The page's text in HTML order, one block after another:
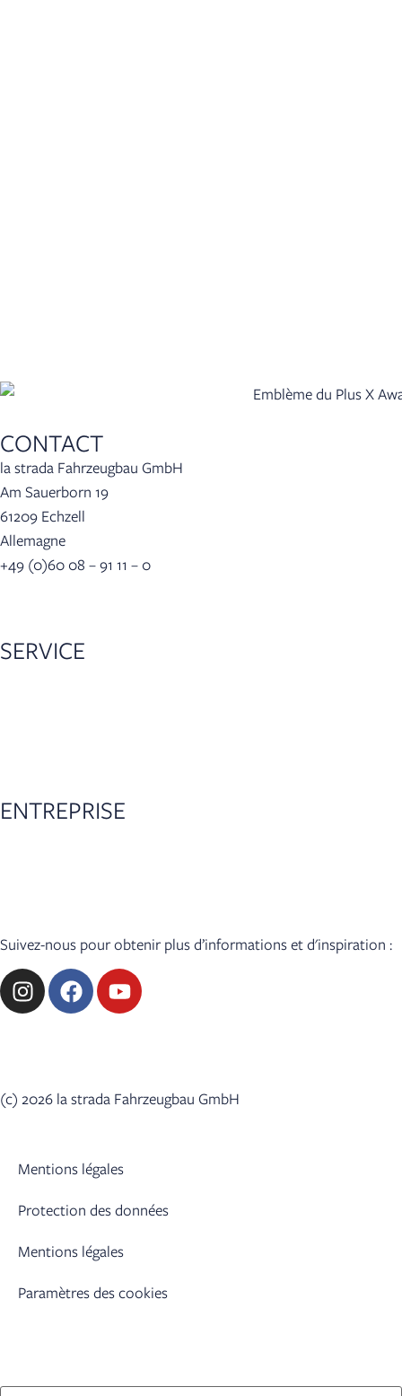
CONTACT
la strada Fahrzeugbau GmbH
Am Sauerborn 19
61209 Echzell
Allemagne
+49 (0)60 08 – 91 11 – 0
SERVICE
ENTREPRISE
Suivez-nous pour obtenir plus d’informations et d'inspiration :
(c) 2026 la strada Fahrzeugbau GmbH
Mentions légales
Protection des données
Mentions légales
Paramètres des cookies